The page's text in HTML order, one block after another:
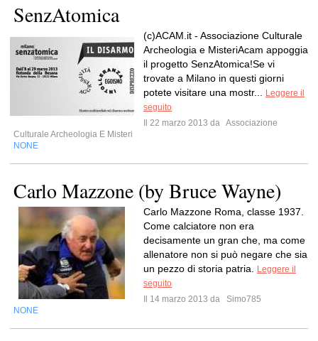
SenzAtomica
(c)ACAM.it - Associazione Culturale
Archeologia e MisteriAcam appoggia
il progetto SenzAtomica!Se vi
trovate a Milano in questi giorni
potete visitare una mostr...
Leggere il
seguito
Il 22 marzo 2013 da Associazione
Culturale Archeologia E Misteri
NONE
Carlo Mazzone (by Bruce Wayne)
Carlo Mazzone Roma, classe 1937.
Come calciatore non era
decisamente un gran che, ma come
allenatore non si può negare che sia
un pezzo di storia patria.
Leggere il
seguito
Il 14 marzo 2013 da
Simo785
NONE